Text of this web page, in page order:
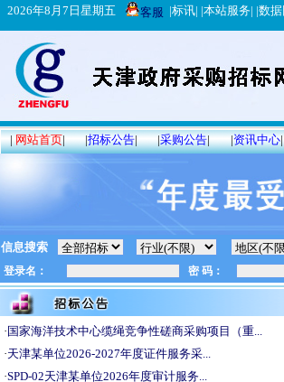
2026年8月7日星期五 客服 |标讯| |本站服务| |数
|网站首页| |招标公告| |采购公告| |资讯中心|
信息搜索
· 国家海洋技术中心缆绳竞争性磋商采购项目（重...
·天津某单位2026-2027年度证件服务采...
·SPD-02天津某单位2026年度审计服务...